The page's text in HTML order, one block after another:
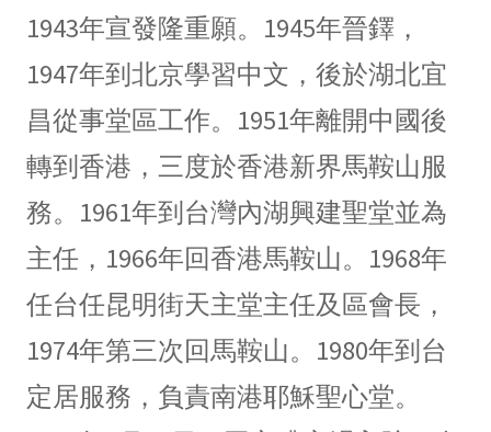
1943年宣發隆重願。1945年晉鐸，
1947年到北京學習中文，後於湖北宜
昌從事堂區工作。1951年離開中國後
轉到香港，三度於香港新界馬鞍山服
務。1961年到台灣內湖興建聖堂並為
主任，1966年回香港馬鞍山。1968年
任台任昆明街天主堂主任及區會長，
1974年第三次回馬鞍山。1980年到台
定居服務，負責南港耶穌聖心堂。